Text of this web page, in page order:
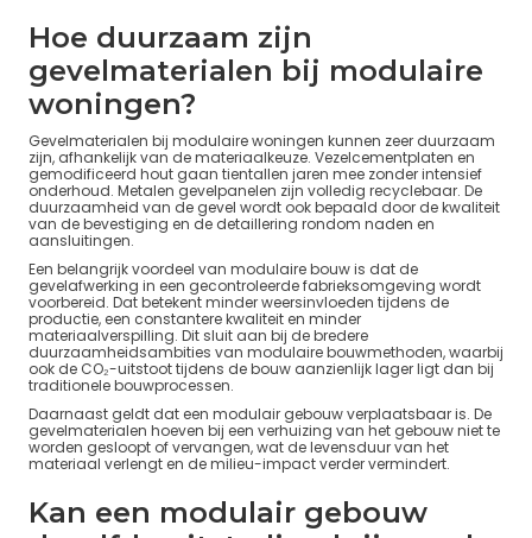
Hoe duurzaam zijn
gevelmaterialen bij modulaire
woningen?
Gevelmaterialen bij modulaire woningen kunnen zeer duurzaam
zijn, afhankelijk van de materiaalkeuze. Vezelcementplaten en
gemodificeerd hout gaan tientallen jaren mee zonder intensief
onderhoud. Metalen gevelpanelen zijn volledig recyclebaar. De
duurzaamheid van de gevel wordt ook bepaald door de kwaliteit
van de bevestiging en de detaillering rondom naden en
aansluitingen.
Een belangrijk voordeel van modulaire bouw is dat de
gevelafwerking in een gecontroleerde fabrieksomgeving wordt
voorbereid. Dat betekent minder weersinvloeden tijdens de
productie, een constantere kwaliteit en minder
materiaalverspilling. Dit sluit aan bij de bredere
duurzaamheidsambities van modulaire bouwmethoden, waarbij
ook de CO₂-uitstoot tijdens de bouw aanzienlijk lager ligt dan bij
traditionele bouwprocessen.
Daarnaast geldt dat een modulair gebouw verplaatsbaar is. De
gevelmaterialen hoeven bij een verhuizing van het gebouw niet te
worden gesloopt of vervangen, wat de levensduur van het
materiaal verlengt en de milieu-impact verder vermindert.
Kan een modulair gebouw